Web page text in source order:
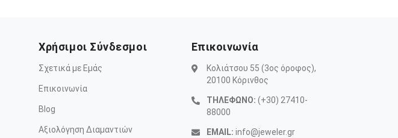
Χρήσιμοι Σύνδεσμοι
Σχετικά με Εμάς
Επικοινωνία
Blog
Αξιολόγηση Διαμαντιών
Επικοινωνία
Κολιάτσου 55 (3ος όροφος),
20100 Κόρινθος
ΤΗΛΕΦΩΝΟ: (+30) 27410-
88000
EMAIL: info@jeweler.gr